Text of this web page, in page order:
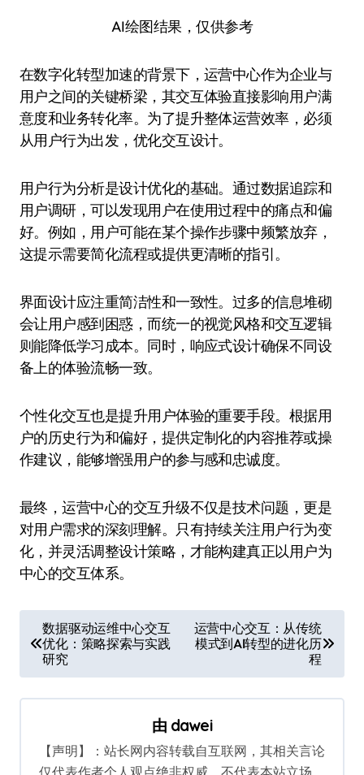
AI绘图结果，仅供参考
在数字化转型加速的背景下，运营中心作为企业与
用户之间的关键桥梁，其交互体验直接影响用户满
意度和业务转化率。为了提升整体运营效率，必须
从用户行为出发，优化交互设计。
用户行为分析是设计优化的基础。通过数据追踪和
用户调研，可以发现用户在使用过程中的痛点和偏
好。例如，用户可能在某个操作步骤中频繁放弃，
这提示需要简化流程或提供更清晰的指引。
界面设计应注重简洁性和一致性。过多的信息堆砌
会让用户感到困惑，而统一的视觉风格和交互逻辑
则能降低学习成本。同时，响应式设计确保不同设
备上的体验流畅一致。
个性化交互也是提升用户体验的重要手段。根据用
户的历史行为和偏好，提供定制化的内容推荐或操
作建议，能够增强用户的参与感和忠诚度。
最终，运营中心的交互升级不仅是技术问题，更是
对用户需求的深刻理解。只有持续关注用户行为变
化，并灵活调整设计策略，才能构建真正以用户为
中心的交互体系。
章
导
航
数据驱动运维中心交互
优化：策略探索与实践
研究
运营中心交互：从传统
模式到AI转型的进化历
程
由 dawei
【声明】：站长网内容转载自互联网，其相关言论
仅代表作者个人观点绝非权威，不代表本站立场。